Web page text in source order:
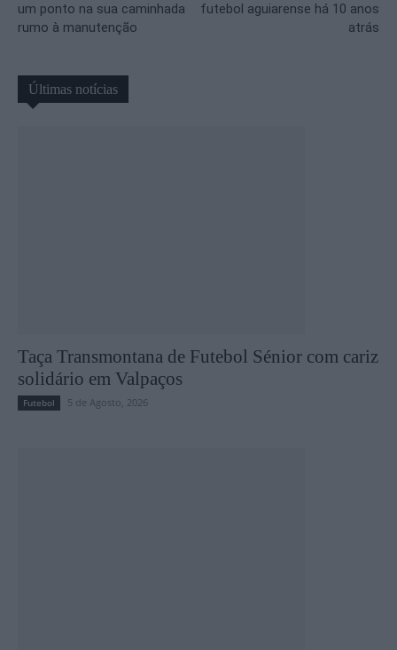
um ponto na sua caminhada
rumo à manutenção
futebol aguiarense há 10 anos
atrás
Últimas notícias
Taça Transmontana de Futebol Sénior com cariz
solidário em Valpaços
Futebol 5 de Agosto, 2026